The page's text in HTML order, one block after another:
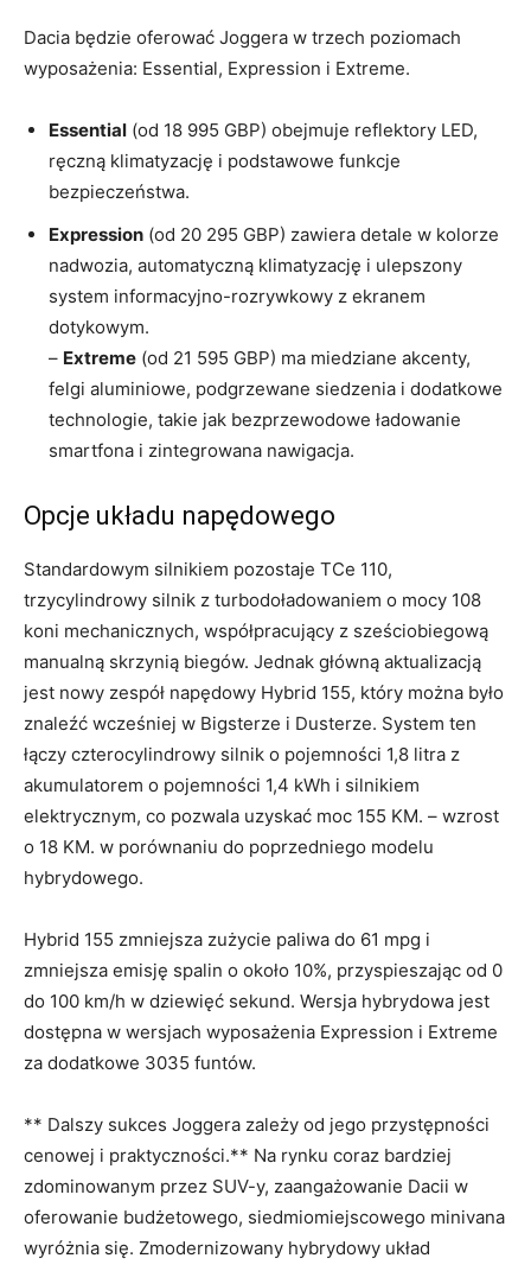
Dacia będzie oferować Joggera w trzech poziomach
wyposażenia: Essential, Expression i Extreme.
Essential (od 18 995 GBP) obejmuje reflektory LED,
ręczną klimatyzację i podstawowe funkcje
bezpieczeństwa.
Expression (od 20 295 GBP) zawiera detale w kolorze
nadwozia, automatyczną klimatyzację i ulepszony
system informacyjno-rozrywkowy z ekranem
dotykowym.
– Extreme (od 21 595 GBP) ma miedziane akcenty,
felgi aluminiowe, podgrzewane siedzenia i dodatkowe
technologie, takie jak bezprzewodowe ładowanie
smartfona i zintegrowana nawigacja.
Opcje układu napędowego
Standardowym silnikiem pozostaje TCe 110,
trzycylindrowy silnik z turbodoładowaniem o mocy 108
koni mechanicznych, współpracujący z sześciobiegową
manualną skrzynią biegów. Jednak główną aktualizacją
jest nowy zespół napędowy Hybrid 155, który można było
znaleźć wcześniej w Bigsterze i Dusterze. System ten
łączy czterocylindrowy silnik o pojemności 1,8 litra z
akumulatorem o pojemności 1,4 kWh i silnikiem
elektrycznym, co pozwala uzyskać moc 155 KM. – wzrost
o 18 KM. w porównaniu do poprzedniego modelu
hybrydowego.
Hybrid 155 zmniejsza zużycie paliwa do 61 mpg i
zmniejsza emisję spalin o około 10%, przyspieszając od 0
do 100 km/h w dziewięć sekund. Wersja hybrydowa jest
dostępna w wersjach wyposażenia Expression i Extreme
za dodatkowe 3035 funtów.
** Dalszy sukces Joggera zależy od jego przystępności
cenowej i praktyczności.** Na rynku coraz bardziej
zdominowanym przez SUV-y, zaangażowanie Dacii w
oferowanie budżetowego, siedmiomiejscowego minivana
wyróżnia się. Zmodernizowany hybrydowy układ